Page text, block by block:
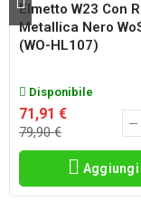
Elmetto W23 Con
Metallica Nero
(WO-HL107)
Disponibile
71,91 €
79,90 €
Aggiungi